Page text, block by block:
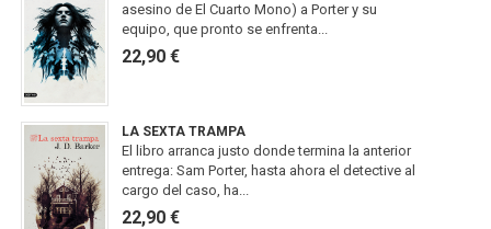
asesino de El Cuarto Mono) a Porter y su
equipo, que pronto se enfrenta...
22,90 €
LA SEXTA TRAMPA
El libro arranca justo donde termina la anterior
entrega: Sam Porter, hasta ahora el detective al
cargo del caso, ha...
22,90 €